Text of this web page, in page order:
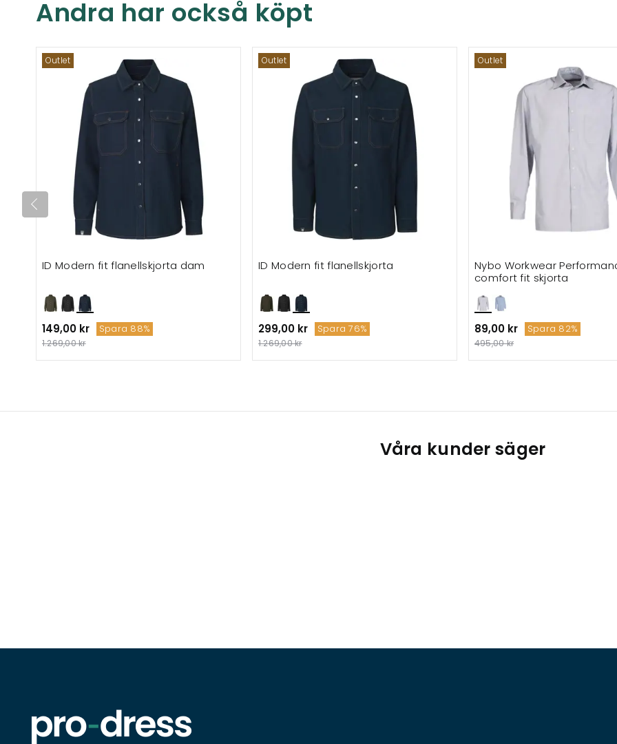
Andra har också köpt
Outlet
ID Modern fit flanellskjorta dam
149,00 kr Spara 88%
1.269,00 kr
Outlet
ID Modern fit flanellskjorta
299,00 kr Spara 76%
1.269,00 kr
Outlet
Nybo Workwear
comfort fit skjorta
89,00 kr Spara 82%
495,00 kr
Våra kunder säger